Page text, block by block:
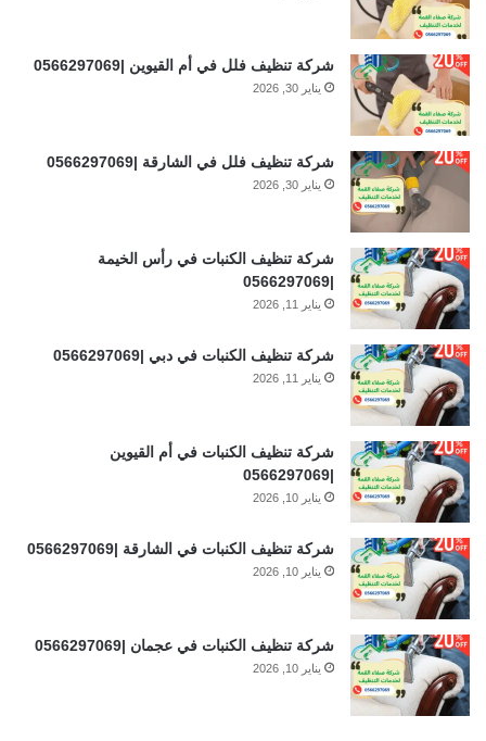
شركة تنظيف فلل في أم القيوين |0566297069
يناير 30, 2026
شركة تنظيف فلل في الشارقة |0566297069
يناير 30, 2026
شركة تنظيف الكنبات في رأس الخيمة
|0566297069
يناير 11, 2026
شركة تنظيف الكنبات في دبي |0566297069
يناير 11, 2026
شركة تنظيف الكنبات في أم القيوين
|0566297069
يناير 10, 2026
شركة تنظيف الكنبات في الشارقة |0566297069
يناير 10, 2026
شركة تنظيف الكنبات في عجمان |0566297069
يناير 10, 2026